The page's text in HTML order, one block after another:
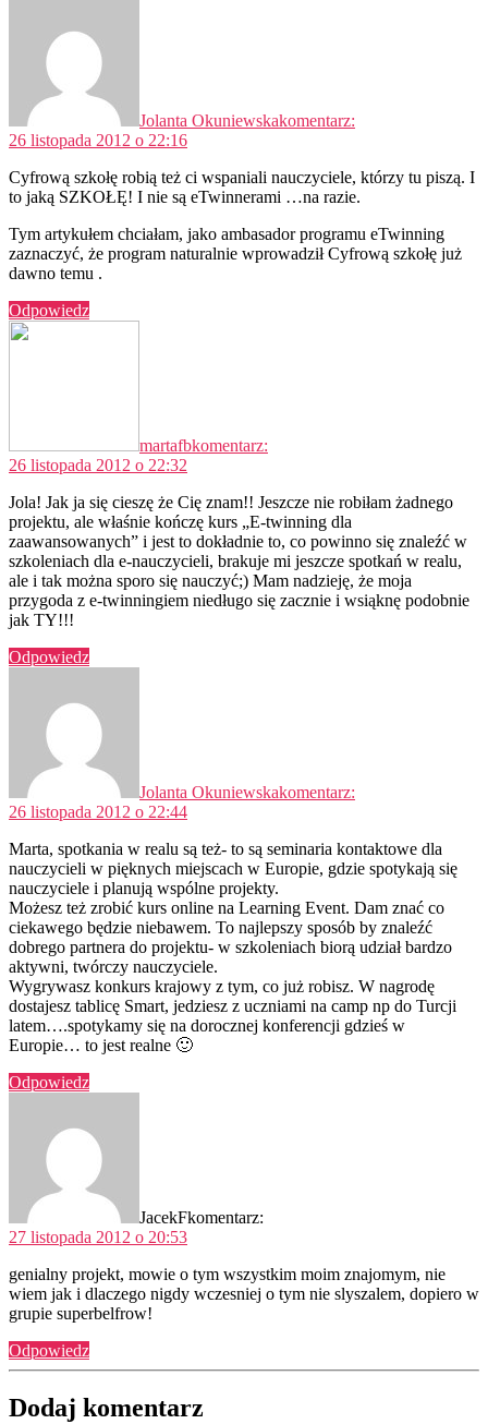
Jolanta Okuniewskakomentarz:
26 listopada 2012 o 22:16
Cyfrową szkołę robią też ci wspaniali nauczyciele, którzy tu piszą. I
to jaką SZKOŁĘ! I nie są eTwinnerami …na razie.
Tym artykułem chciałam, jako ambasador programu eTwinning
zaznaczyć, że program naturalnie wprowadził Cyfrową szkołę już
dawno temu .
Odpowiedz
martafbkomentarz:
26 listopada 2012 o 22:32
Jola! Jak ja się cieszę że Cię znam!! Jeszcze nie robiłam żadnego
projektu, ale właśnie kończę kurs „E-twinning dla
zaawansowanych” i jest to dokładnie to, co powinno się znaleźć w
szkoleniach dla e-nauczycieli, brakuje mi jeszcze spotkań w realu,
ale i tak można sporo się nauczyć;) Mam nadzieję, że moja
przygoda z e-twinningiem niedługo się zacznie i wsiąknę podobnie
jak TY!!!
Odpowiedz
Jolanta Okuniewskakomentarz:
26 listopada 2012 o 22:44
Marta, spotkania w realu są też- to są seminaria kontaktowe dla
nauczycieli w pięknych miejscach w Europie, gdzie spotykają się
nauczyciele i planują wspólne projekty.
Możesz też zrobić kurs online na Learning Event. Dam znać co
ciekawego będzie niebawem. To najlepszy sposób by znaleźć
dobrego partnera do projektu- w szkoleniach biorą udział bardzo
aktywni, twórczy nauczyciele.
Wygrywasz konkurs krajowy z tym, co już robisz. W nagrodę
dostajesz tablicę Smart, jedziesz z uczniami na camp np do Turcji
latem….spotykamy się na dorocznej konferencji gdzieś w
Europie… to jest realne 🙂
Odpowiedz
JacekFkomentarz:
27 listopada 2012 o 20:53
genialny projekt, mowie o tym wszystkim moim znajomym, nie
wiem jak i dlaczego nigdy wczesniej o tym nie slyszalem, dopiero w
grupie superbelfrow!
Odpowiedz
Dodaj komentarz